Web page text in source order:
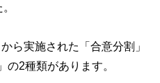
ら実施された「合意分割」
の2種類があります。